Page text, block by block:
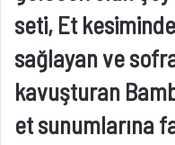
seti, Et
sağlayan ve
kavuşturan
et sunumlarına